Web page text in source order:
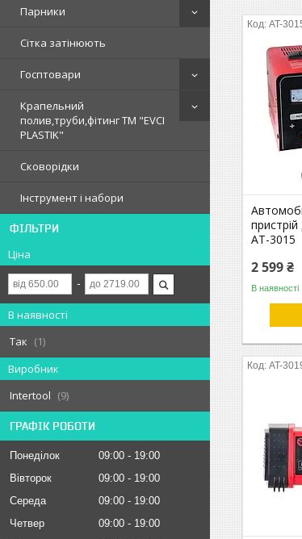
Парники
Сітка затінюють
Госптовари
Крапельний
полив,труби,фітинг ТМ "EVCI
PLASTIK"
Сковорідки
Інструмент і набори
ФІЛЬТРИ
Ціна
В наявності
Так
1
Виробник
Intertool
9
ГРАФІК РОБОТИ
Понеділок 09:00
19:00
Вівторок
09:00
19:00
Середа
09:00
19:00
Четвер
09:00
19:00
AT-
AT-3015
2 599 ₴
В наявності
AT-